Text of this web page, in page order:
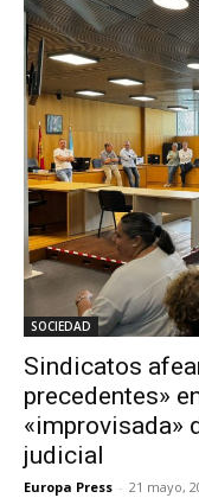
SOCIEDAD
Sindicatos
precedentes»
«improvisada»
judicial
Europa Press - 21 mayo,